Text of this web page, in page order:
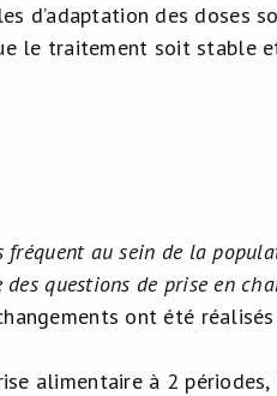
d’adaptation des doses
le traitement soit stable
au sein de la
questions de prise en
ont été
alimentaire à 2